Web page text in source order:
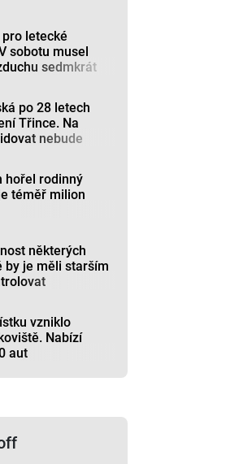
letecké
sobotu musel
sedmkrát
po 28 letech
Třince. Na
nebude
hořel rodinný
téměř milion
některých
by je měli starším
vzniklo
Nabízí
aut